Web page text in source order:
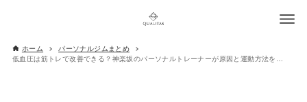
ホーム
パーソナルジムまとめ
低血圧は筋トレで改善できる？神楽坂のパーソナルトレーナーが原因と運動方法を解説